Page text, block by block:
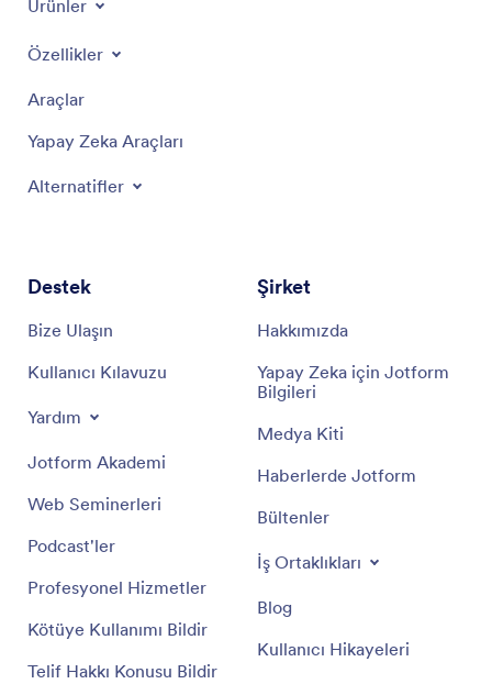
Ürünler
Özellikler
Araçlar
Yapay Zeka Araçları
Alternatifler
Destek
Bize Ulaşın
Kullanıcı Kılavuzu
Yardım
Jotform Akademi
Web Seminerleri
Podcast'ler
Profesyonel Hizmetler
Kötüye Kullanımı Bildir
Telif Hakkı Konusu Bildir
Şirket
Hakkımızda
Yapay Zeka için Jotform
Bilgileri
Medya Kiti
Haberlerde Jotform
Bültenler
İş Ortaklıkları
Blog
Kullanıcı Hikayeleri